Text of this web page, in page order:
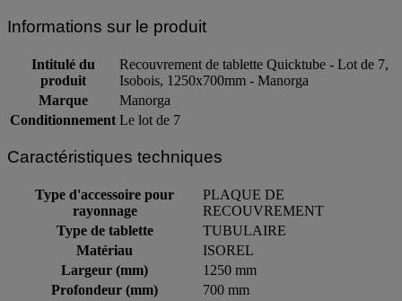
Informations sur le produit
Intitulé du
produit
Recouvrement de tablette Quicktube - Lot de 7,
Isobois, 1250x700mm - Manorga
Marque
Manorga
Conditionnement Le lot de 7
Caractéristiques techniques
Type d'accessoire pour
rayonnage
PLAQUE DE
RECOUVREMENT
Type de tablette
TUBULAIRE
Matériau
ISOREL
Largeur (mm)
1250 mm
Profondeur (mm)
700 mm